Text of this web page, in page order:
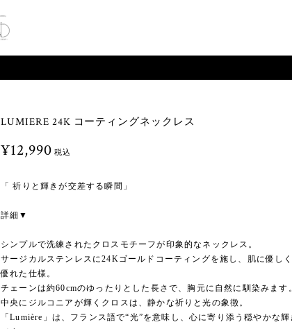
LUMIERE 24K コーティングネックレス
¥12,990 税込
「 祈りと輝きが交差する瞬間」
詳細▼
シンプルで洗練されたクロスモチーフが印象的なネックレス。
サージカルステンレスに24Kゴールドコーティングを施し、肌に優し
優れた仕様。
チェーンは約60cmのゆったりとした長さで、胸元に自然に馴染みます。
中央にジルコニアが輝くクロスは、静かな祈りと光の象徴。
「Lumière」は、フランス語で“光”を意味し、心に寄り添う穏やかな